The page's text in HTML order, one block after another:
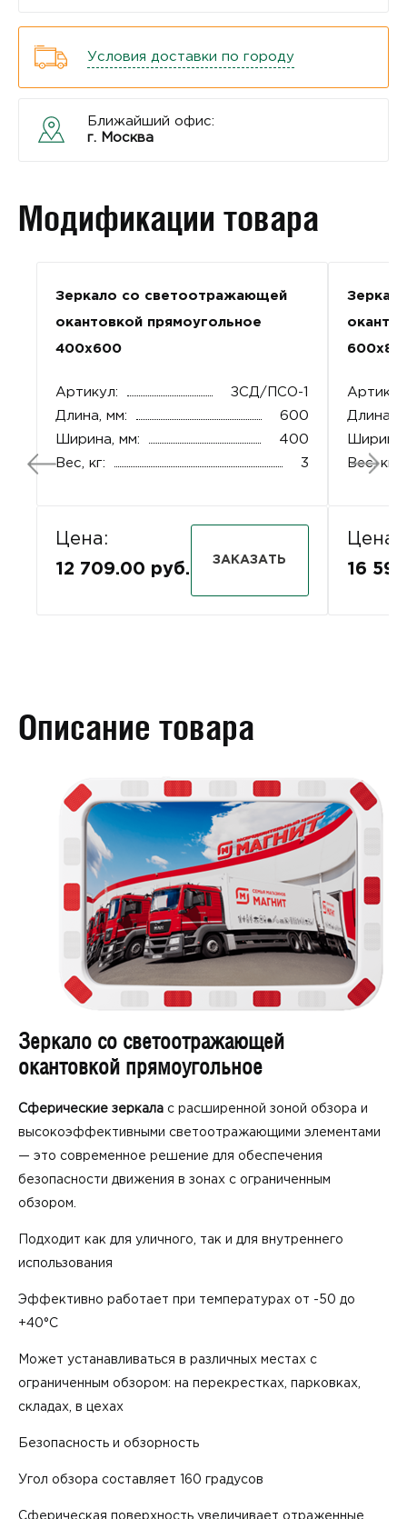
Условия доставки по городу
Ближайший офис:
г. Москва
Модификации товара
Зеркало со светоотражающей
окантовкой прямоугольное
400х600
Артикул:
ЗСД/ПСО-1
Длина, мм:
600
Ширина, мм:
400
Вес, кг:
3
Цена:
12 709.00 руб.
ЗАКАЗАТЬ
Длина,
Вес, кг:
Цена:
16
Описание товара
Зеркало со светоотражающей
окантовкой прямоугольное
Сферические зеркала с расширенной зоной обзора и
высокоэффективными светоотражающими элементами
— это современное решение для обеспечения
безопасности движения в зонах с ограниченным
обзором.
Подходит как для уличного, так и для внутреннего
использования
Эффективно работает при температурах от -50 до
+40°С
Может устанавливаться в различных местах с
ограниченным обзором: на перекрестках, парковках,
складах, в цехах
Безопасность и обзорность
Угол обзора составляет 160 градусов
Сферическая поверхность увеличивает отраженные